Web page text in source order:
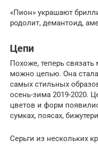
«Пион» украшают
родолит, демантоид,
Цепи
Похоже, теперь
можно цепью. Она
самых стильных
осень-зима 2019-2020.
цветов и форм
сумках, поясах,
Серьги из нескольких